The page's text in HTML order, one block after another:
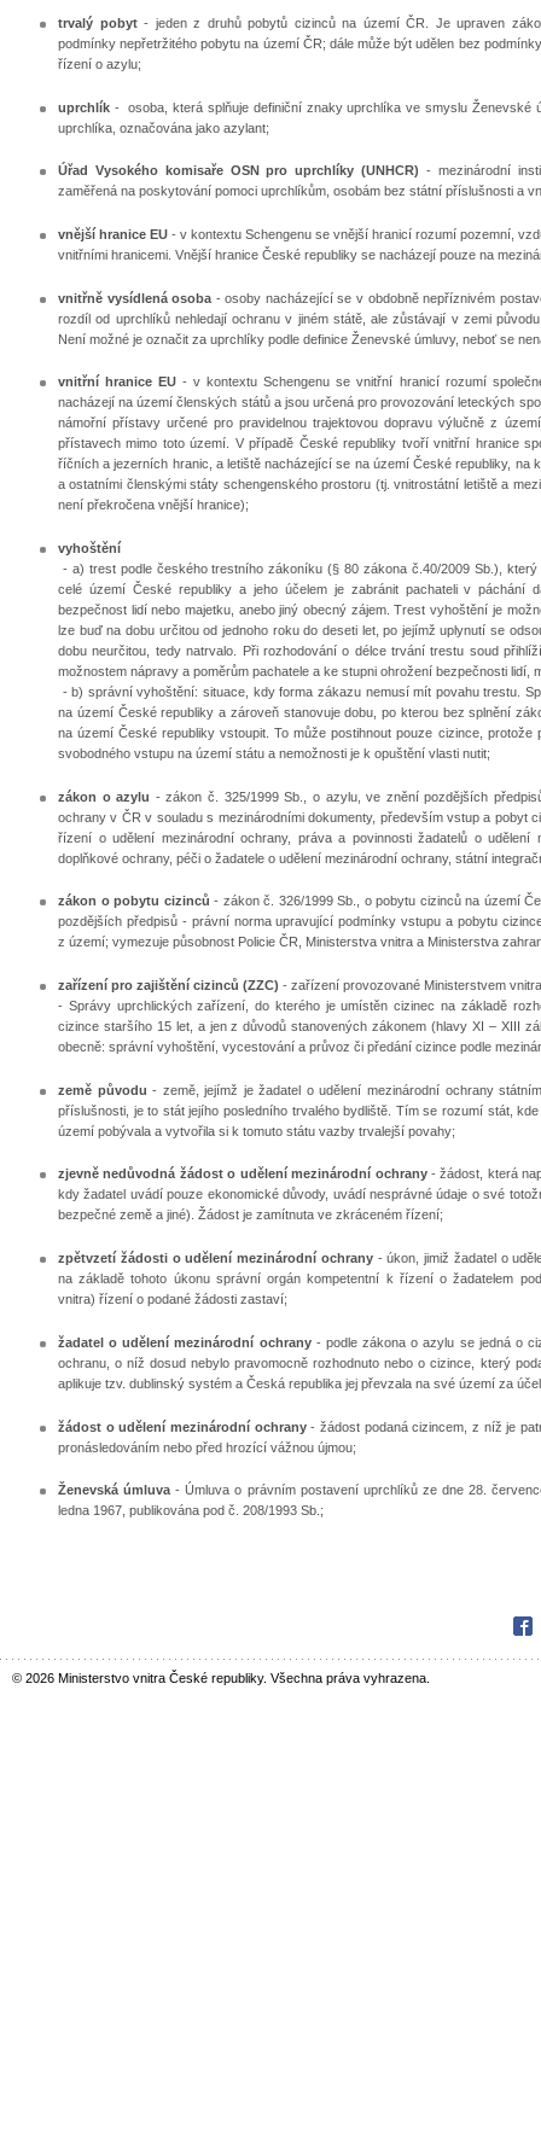
trvalý pobyt- jeden z druhů pobytů cizinců na území ČR. Je upraven
podmínky nepřetržitého pobytu na území ČR; dále může být udělen bez
řízení o azylu;
uprchlík - osoba, která splňuje definiční znaky uprchlíka ve smyslu Ženevské
uprchlíka, označována jako azylant;
Úřad Vysokého komisaře OSN pro uprchlíky (UNHCR) - mezinárodní
zaměřená na poskytování pomoci uprchlíkům, osobám bez státní příslušnosti a
vnější hranice EU - v kontextu Schengenu se vnější hranicí rozumí pozemní,
vnitřními hranicemi. Vnější hranice České republiky se nacházejí pouze na
vnitřně vysídlená osoba - osoby nacházející se v obdobně nepříznivém
rozdíl od uprchlíků nehledají ochranu v jiném státě, ale zůstávají v zemi
Není možné je označit za uprchlíky podle definice Ženevské úmluvy, neboť se
vnitřní hranice EU - v kontextu Schengenu se vnitřní hranicí rozumí
nacházejí na území členských států a jsou určená pro provozování leteckých
námořní přístavy určené pro pravidelnou trajektovou dopravu výlučně z
přístavech mimo toto území. V případě České republiky tvoří vnitřní hranice
říčních a jezerních hranic, a letiště nacházející se na území České republiky, na
a ostatními členskými státy schengenského prostoru (tj. vnitrostátní letiště a
není překročena vnější hranice);
vyhoštění
- a) trest podle českého trestního zákoníku (§ 80 zákona č.40/2009 Sb.),
celé území České republiky a jeho účelem je zabránit pachateli v páchání
bezpečnost lidí nebo majetku, anebo jiný obecný zájem. Trest vyhoštění je
lze buď na dobu určitou od jednoho roku do deseti let, po jejímž uplynutí se
dobu neurčitou, tedy natrvalo. Při rozhodování o délce trvání trestu soud
možnostem nápravy a poměrům pachatele a ke stupni ohrožení bezpečnosti lidí,
- b) správní vyhoštění: situace, kdy forma zákazu nemusí mít povahu trestu.
na území České republiky a zároveň stanovuje dobu, po kterou bez splnění
na území České republiky vstoupit. To může postihnout pouze cizince,
svobodného vstupu na území státu a nemožnosti je k opuštění vlasti nutit;
zákon o azylu - zákon č. 325/1999 Sb., o azylu, ve znění pozdějších
ochrany v ČR v souladu s mezinárodními dokumenty, především vstup a pobyt
řízení o udělení mezinárodní ochrany, práva a povinnosti žadatelů o
doplňkové ochrany, péči o žadatele o udělení mezinárodní ochrany, státní
zákon o pobytu cizinců - zákon č. 326/1999 Sb., o pobytu cizinců na území
pozdějších předpisů - právní norma upravující podmínky vstupu a pobytu
z území; vymezuje působnost Policie ČR, Ministerstva vnitra a Ministerstva
zařízení pro zajištění cizinců (ZZC) - zařízení provozované Ministerstvem
- Správy uprchlických zařízení, do kterého je umístěn cizinec na základě
cizince staršího 15 let, a jen z důvodů stanovených zákonem (hlavy XI – XIII
obecně: správní vyhoštění, vycestování a průvoz či předání cizince podle
země původu - země, jejímž je žadatel o udělení mezinárodní ochrany
příslušnosti, je to stát jejího posledního trvalého bydliště. Tím se rozumí stát,
území pobývala a vytvořila si k tomuto státu vazby trvalejší povahy;
zjevně nedůvodná žádost o udělení mezinárodní ochrany- žádost, která
kdy žadatel uvádí pouze ekonomické důvody, uvádí nesprávné údaje o své
bezpečné země a jiné). Žádost je zamítnuta ve zkráceném řízení;
zpětvzetí žádosti o udělení mezinárodní ochrany- úkon, jimiž žadatel o
na základě tohoto úkonu správní orgán kompetentní k řízení o žadatelem
vnitra) řízení o podané žádosti zastaví;
žadatel o udělení mezinárodní ochrany- podle zákona o azylu se jedná o
ochranu, o níž dosud nebylo pravomocně rozhodnuto nebo o cizince, který
aplikuje tzv. dublinský systém a Česká republika jej převzala na své území za
žádost o udělení mezinárodní ochrany- žádost podaná cizincem, z níž je
pronásledováním nebo před hrozící vážnou újmou;
Ženevská úmluva - Úmluva o právním postavení uprchlíků ze dne 28.
ledna 1967, publikována pod č. 208/1993 Sb.;
© 2026 Ministerstvo vnitra České republiky. Všechna práva vyhrazena.